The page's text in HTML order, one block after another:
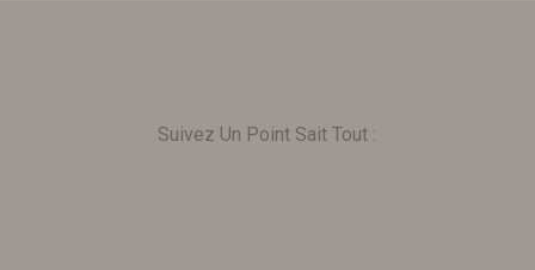
Suivez Un Point Sait Tout :